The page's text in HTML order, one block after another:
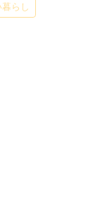
らし